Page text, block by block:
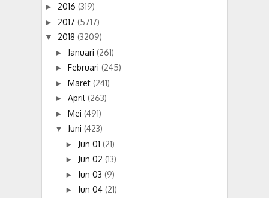
► 2016 (319)
► 2017 (5717)
▼ 2018 (3209)
► Januari (261)
► Februari (245)
► Maret (241)
► April (263)
► Mei (491)
▼ Juni (423)
► Jun 01 (21)
► Jun 02 (13)
► Jun 03 (9)
► Jun 04 (21)